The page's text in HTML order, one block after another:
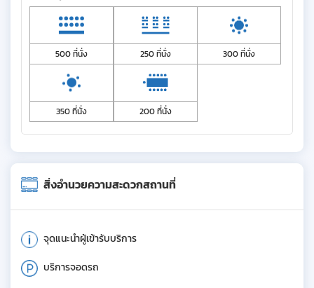
500 ที่นั่ง 250 ที่นั่ง 300 ที่นั่ง
350 ที่นั่ง 200 ที่นั่ง
สิ่งอำนวยความสะดวกสถานที่
จุดแนะนำผู้เข้ารับบริการ
บริการจอดรถ